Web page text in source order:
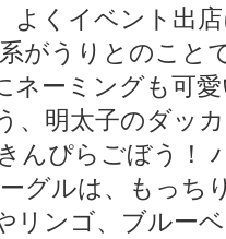
よくイベント出
がうりとのこと
ネーミングも可
、明太子のダッ
んぴらごぼう！
グルは、もっち
リンゴ、ブルー